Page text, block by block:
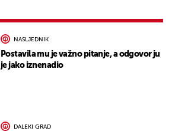
NASLJEDNIK
Postavila mu je važno pitanje, a odgovor ju
je jako iznenadio
DALEKI GRAD